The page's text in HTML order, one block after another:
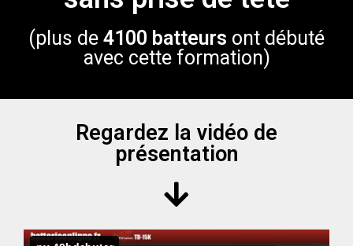
(plus de 4100 batteurs ont débuté
avec cette formation)
Regardez la vidéo de
présentation